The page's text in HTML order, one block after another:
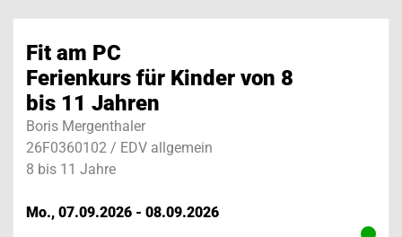
Fit am PC
Ferienkurs für Kinder von 8
bis 11 Jahren
Boris Mergenthaler
26F0360102 / EDV allgemein
8 bis 11 Jahre
Mo., 07.09.2026 - 08.09.2026